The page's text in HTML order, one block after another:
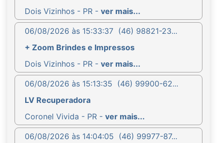
Dois Vizinhos - PR - ver mais...
06/08/2026 às 15:33:37 (46) 98821-23...
+ Zoom Brindes e Impressos
Dois Vizinhos - PR - ver mais...
06/08/2026 às 15:13:35 (46) 99900-62...
LV Recuperadora
Coronel Vivida - PR - ver mais...
06/08/2026 às 14:04:05 (46) 99977-87...